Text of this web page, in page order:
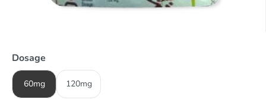
Dosage
60mg 120mg